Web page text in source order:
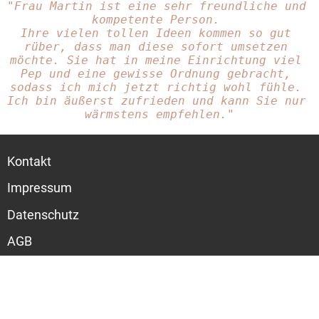
"Frau Martin ist eine sehr freundliche und
kompetente Person.
Ihre vielen tollen Ideen kommen so gut
rüber, dass man diese sofort umsetzen
möchte. Sie hat in meine Einrichtung viel
Pep und eine gewisse Ordnung gebracht,
sodass ich mich jetzt richtig wohl fühle.
Ich bin äußerst zufrieden und kann Sie nur
wärmstens empfehlen."
Kontakt
Impressum
Datenschutz
AGB